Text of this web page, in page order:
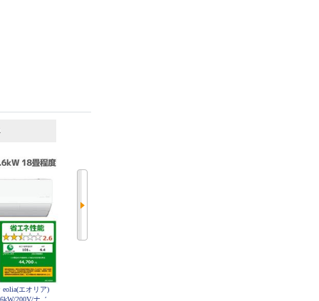
eolia(エオリア)
200V/ナノ